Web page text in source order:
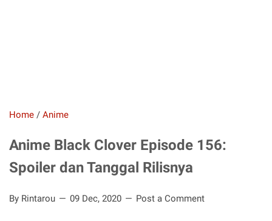
Home / Anime
Anime Black Clover Episode 156:
Spoiler dan Tanggal Rilisnya
By Rintarou 09 Dec, 2020 Post a Comment